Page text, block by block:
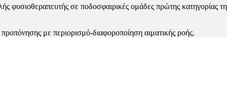
φυσιοθεραπευτής σε ποδοσφαιρικές ομάδες πρώτης κατηγορίας
με περιορισμό-διαφοροποίηση αιματικής ροής.